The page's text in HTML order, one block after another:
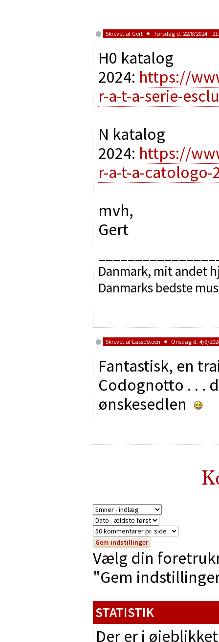
Skrevet af Gert Torsdag d. 22/8/2024 -
H0 katalog
2024: https://
r-a-t-a-serie-
N katalog
2024: https://
r-a-t-a-catologo-
mvh,
Gert
Danmark, mit andet
Danmarks bedste
Skrevet afLasseSteen Onsdag d. 4/9/
Fantastisk, en
Codognotto . . .
ønskesedlen
Vælg din
"Gem
STATISTIK
Der er i